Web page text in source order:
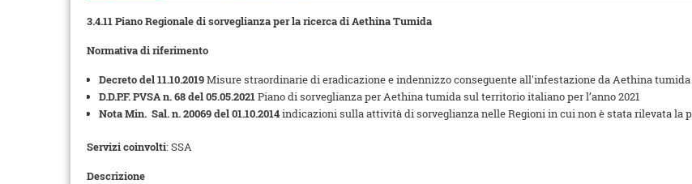
3.4.11 Piano Regionale di sorveglianza per la ricerca di Aethina Tumida
Normativa di riferimento
Decreto del 11.10.2019Misure straordinarie di eradicazione e indennizzo conseguente all'infestazione da Aethina tumida
D.D.P.F. PVSA n. 68 del 05.05.2021Piano di sorveglianza per Aethina tumida sul territorio italiano per l’anno 2021
Nota Min. Sal. n. 20069 del 01.10.2014indicazioni sulla attività di sorveglianza nelle Regioni in cui non è stata rilevata la
Servizi coinvolti: SSA
Descrizione